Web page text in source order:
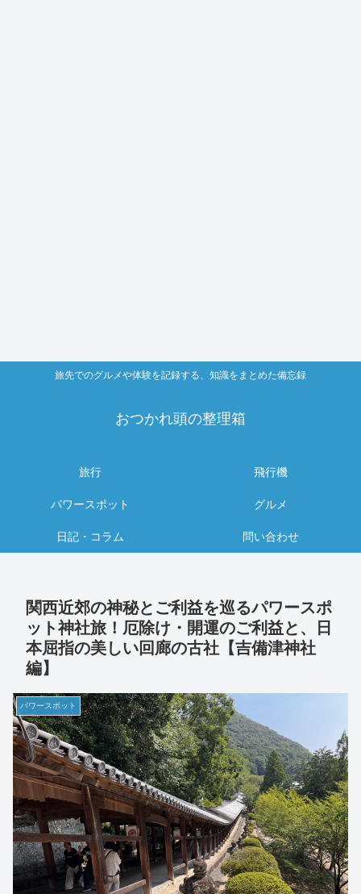
旅先でのグルメや体験を記録する、知識をまとめた備忘録
おつかれ頭の整理箱
旅行 飛行機
パワースポット グルメ
日記・コラム 問い合わせ
関西近郊の神秘とご利益を巡るパワースポ
ット神社旅！厄除け・開運のご利益と、日
本屈指の美しい回廊の古社【吉備津神社
編】
パワースポット